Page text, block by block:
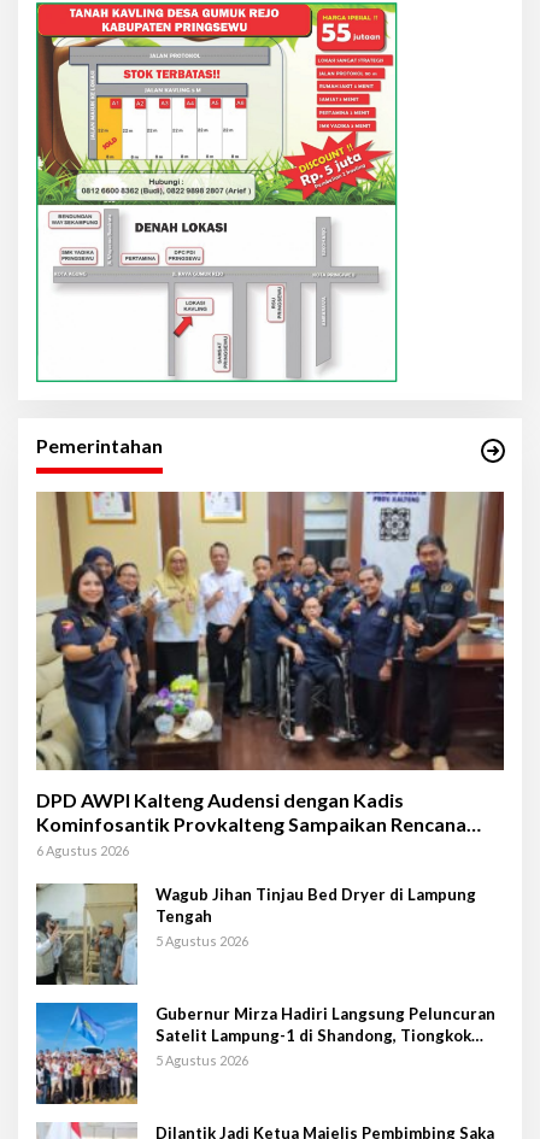
Pemerintahan
DPD AWPI Kalteng Audensi dengan Kadis
Kominfosantik Provkalteng Sampaikan Rencana
Kongnas II AWPI se-Indonesia
6 Agustus 2026
Wagub Jihan Tinjau Bed Dryer di Lampung
Tengah
5 Agustus 2026
Gubernur Mirza Hadiri Langsung Peluncuran
Satelit Lampung-1 di Shandong, Tiongkok
Timur
5 Agustus 2026
Dilantik Jadi Ketua Majelis Pembimbing Saka